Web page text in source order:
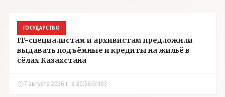
ГОСУДАРСТВО
IT-специалистам и архивистам предложили
выдавать подъёмные и кредиты на жильё в
сёлах Казахстана
7 августа 2026 г. в 20:56 103